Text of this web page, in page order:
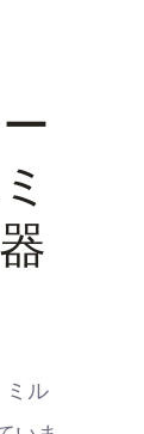
ミル